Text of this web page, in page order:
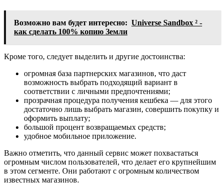
Возможно вам будет интересно: Universe Sandbox ² -
как сделать 100% копию Земли
Кроме того, следует выделить и другие достоинства:
огромная база партнерских магазинов, что даст
возможность выбрать подходящий вариант в
соответствии с личными предпочтениями;
прозрачная процедура получения кешбека — для этого
достаточно лишь выбрать магазин, совершить покупку и
оформить выплату;
большой процент возвращаемых средств;
удобное мобильное приложение.
Важно отметить, что данный сервис может похвастаться
огромным числом пользователей, что делает его крупнейшим
в этом сегменте. Они работают с огромным количеством
известных магазинов.